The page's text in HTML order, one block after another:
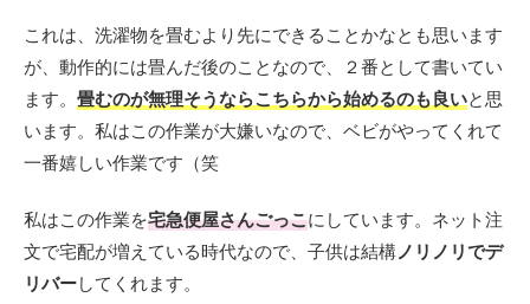
これは、洗濯物を畳むより先にできることかなとも思います
が、動作的には畳んだ後のことなので、２番として書いてい
ます。 畳むのが無理そうならこちらから始めるのも良いと思
います。私はこの作業が大嫌いなので、ベビがやってくれて
一番嬉しい作業です（笑
私はこの作業を宅急便屋さんごっこにしています。ネット注
文で宅配が増えている時代なので、子供は結構 ノリノリでデ
リバーしてくれます。